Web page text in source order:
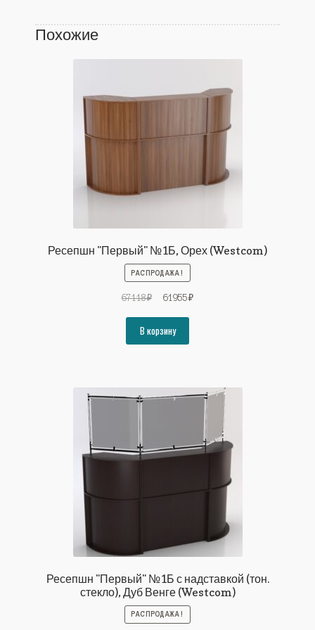
Похожие
Ресепшн "Первый" №1Б, Орех (Westcom)
РАСПРОДАЖА!
67118₽
Первоначальная
составляла
67118₽.
61955₽Текущая
В корзину
Ресепшн "Первый" №1Б с надставкой (тон.
стекло), Дуб Венге (Westcom)
РАСПРОДАЖА!